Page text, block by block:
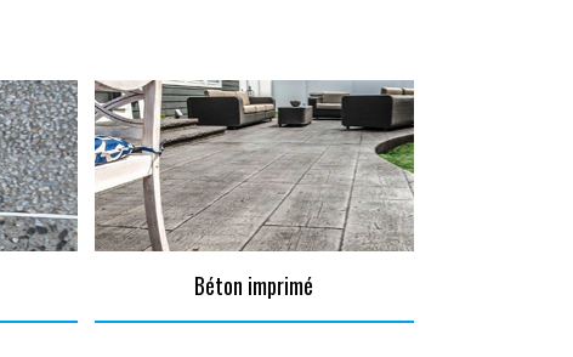
Béton imprimé